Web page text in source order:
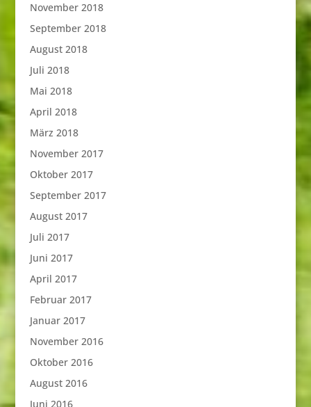
November 2018
September 2018
August 2018
Juli 2018
Mai 2018
April 2018
März 2018
November 2017
Oktober 2017
September 2017
August 2017
Juli 2017
Juni 2017
April 2017
Februar 2017
Januar 2017
November 2016
Oktober 2016
August 2016
Juni 2016